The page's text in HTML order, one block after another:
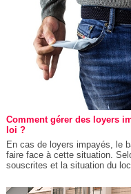
Comment gérer des loyers
loi ?
En cas de loyers impayés, le
faire face à cette situation.
souscrites et la situation du